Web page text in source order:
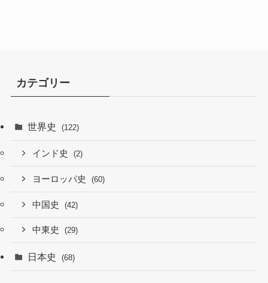
カテゴリー
世界史 (122)
インド史 (2)
ヨーロッパ史 (60)
中国史 (42)
中東史 (29)
日本史 (68)